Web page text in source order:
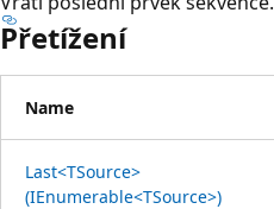
Přetížení
Name
Last<TSource>
(IEnumerable<TSource>)